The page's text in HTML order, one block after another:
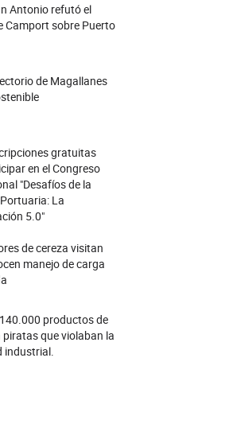
Antonio refutó el
Camport sobre Puerto
de Magallanes
gratuitas
en el Congreso
"Desafíos de la
La
5.0"
de cereza visitan
manejo de carga
productos de
piratas que violaban la
industrial.